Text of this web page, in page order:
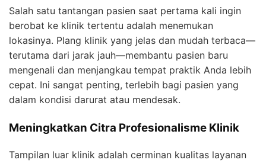
Salah satu tantangan pasien saat pertama kali ingin
berobat ke klinik tertentu adalah menemukan
lokasinya. Plang klinik yang jelas dan mudah terbaca—
terutama dari jarak jauh—membantu pasien baru
mengenali dan menjangkau tempat praktik Anda lebih
cepat. Ini sangat penting, terlebih bagi pasien yang
dalam kondisi darurat atau mendesak.
Meningkatkan Citra Profesionalisme Klinik
Tampilan luar klinik adalah cerminan kualitas layanan